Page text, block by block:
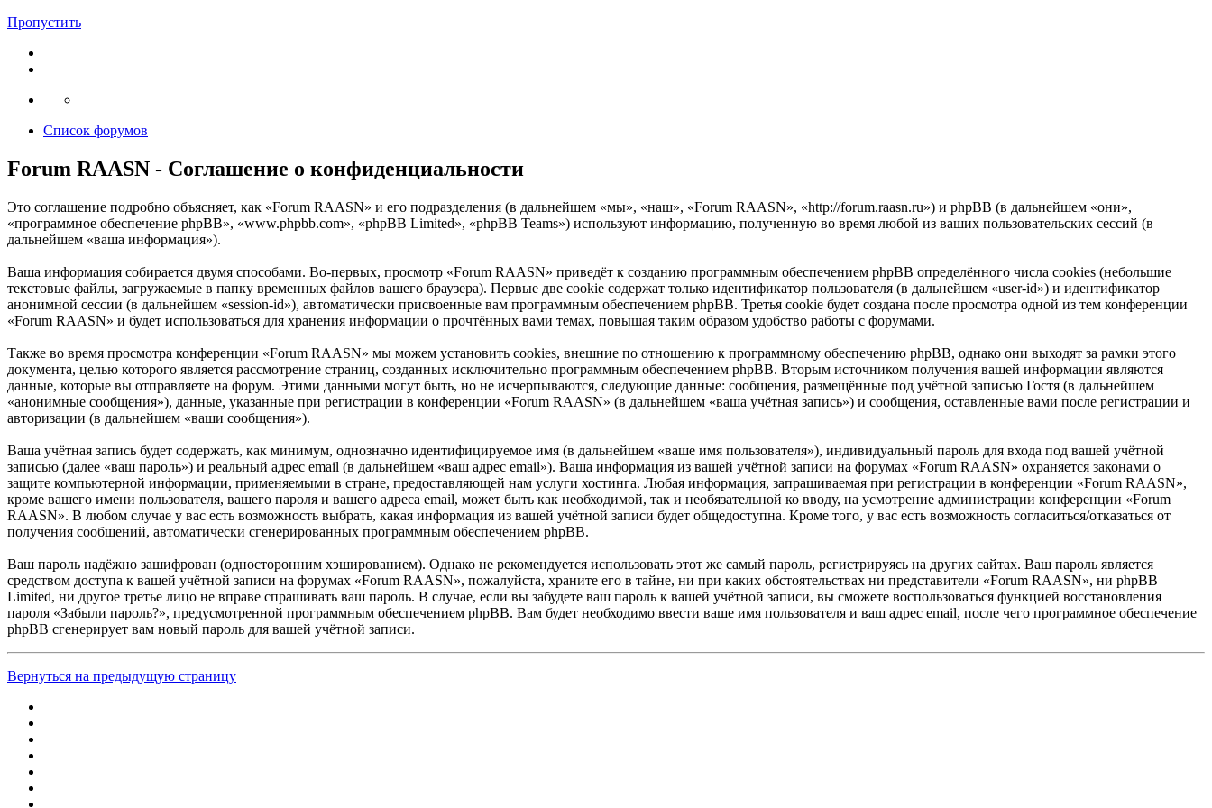
Пропустить
Список форумов
Forum RAASN - Соглашение о конфиденциальности
Это соглашение подробно объясняет, как «Forum RAASN» и его подразделения (в дальнейшем «мы», «наш», «Forum RAASN», «http://forum.raasn.ru») и phpBB (в дальнейшем «они»,
«программное обеспечение phpBB», «www.phpbb.com», «phpBB Limited», «phpBB Teams») используют информацию, полученную во время любой из ваших пользовательских сессий (в
дальнейшем «ваша информация»).
Ваша информация собирается двумя способами. Во-первых, просмотр «Forum RAASN» приведёт к созданию программным обеспечением phpBB определённого числа cookies (небольшие
текстовые файлы, загружаемые в папку временных файлов вашего браузера). Первые две cookie содержат только идентификатор пользователя (в дальнейшем «user-id») и идентификатор
анонимной сессии (в дальнейшем «session-id»), автоматически присвоенные вам программным обеспечением phpBB. Третья cookie будет создана после просмотра одной из тем конференции
«Forum RAASN» и будет использоваться для хранения информации о прочтённых вами темах, повышая таким образом удобство работы с форумами.
Также во время просмотра конференции «Forum RAASN» мы можем установить cookies, внешние по отношению к программному обеспечению phpBB, однако они выходят за рамки этого
документа, целью которого является рассмотрение страниц, созданных исключительно программным обеспечением phpBB. Вторым источником получения вашей информации являются
данные, которые вы отправляете на форум. Этими данными могут быть, но не исчерпываются, следующие данные: сообщения, размещённые под учётной записью Гостя (в дальнейшем
«анонимные сообщения»), данные, указанные при регистрации в конференции «Forum RAASN» (в дальнейшем «ваша учётная запись») и сообщения, оставленные вами после регистрации и
авторизации (в дальнейшем «ваши сообщения»).
Ваша учётная запись будет содержать, как минимум, однозначно идентифицируемое имя (в дальнейшем «ваше имя пользователя»), индивидуальный пароль для входа под вашей учётной
записью (далее «ваш пароль») и реальный адрес email (в дальнейшем «ваш адрес email»). Ваша информация из вашей учётной записи на форумах «Forum RAASN» охраняется законами о
защите компьютерной информации, применяемыми в стране, предоставляющей нам услуги хостинга. Любая информация, запрашиваемая при регистрации в конференции «Forum RAASN»,
кроме вашего имени пользователя, вашего пароля и вашего адреса email, может быть как необходимой, так и необязательной ко вводу, на усмотрение администрации конференции «Forum
RAASN». В любом случае у вас есть возможность выбрать, какая информация из вашей учётной записи будет общедоступна. Кроме того, у вас есть возможность согласиться/отказаться от
получения сообщений, автоматически сгенерированных программным обеспечением phpBB.
Ваш пароль надёжно зашифрован (односторонним хэшированием). Однако не рекомендуется использовать этот же самый пароль, регистрируясь на других сайтах. Ваш пароль является
средством доступа к вашей учётной записи на форумах «Forum RAASN», пожалуйста, храните его в тайне, ни при каких обстоятельствах ни представители «Forum RAASN», ни phpBB
Limited, ни другое третье лицо не вправе спрашивать ваш пароль. В случае, если вы забудете ваш пароль к вашей учётной записи, вы сможете воспользоваться функцией восстановления
пароля «Забыли пароль?», предусмотренной программным обеспечением phpBB. Вам будет необходимо ввести ваше имя пользователя и ваш адрес email, после чего программное обеспечение
phpBB сгенерирует вам новый пароль для вашей учётной записи.
Вернуться на предыдущую страницу